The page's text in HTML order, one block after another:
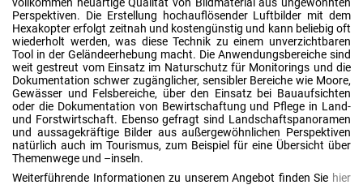
Perspektiven. Die Erstellung hochauflösender Luftbilder mit dem
Hexakopter erfolgt zeitnah und kostengünstig und kann beliebig oft
wiederholt werden, was diese Technik zu einem unverzichtbaren
Tool in der Geländeerhebung macht. Die Anwendungsbereiche sind
weit gestreut vom Einsatz im Naturschutz für Monitorings und die
Dokumentation schwer zugänglicher, sensibler Bereiche wie Moore,
Gewässer und Felsbereiche, über den Einsatz bei Bauaufsichten
oder die Dokumentation von Bewirtschaftung und Pflege in Land-
und Forstwirtschaft. Ebenso gefragt sind Landschaftspanoramen
und aussagekräftige Bilder aus außergewöhnlichen Perspektiven
natürlich auch im Tourismus, zum Beispiel für eine Übersicht über
Themenwege und –inseln.
Weiterführende Informationen zu unserem Angebot finden Sie hier